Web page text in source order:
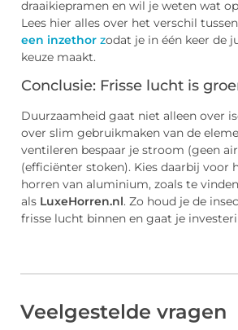
draaikiepramen en wil je weten wat
Lees hier alles over het verschil
een inzethor zodat je in één keer de
keuze maakt.
Conclusie: Frisse lucht is
Duurzaamheid gaat niet alleen over
over slim gebruikmaken van de
ventileren bespaar je stroom (geen
(efficiënter stoken). Kies daarbij voor
horren van aluminium, zoals te
als LuxeHorren.nl. Zo houd je de
frisse lucht binnen en gaat je
Veelgestelde vragen